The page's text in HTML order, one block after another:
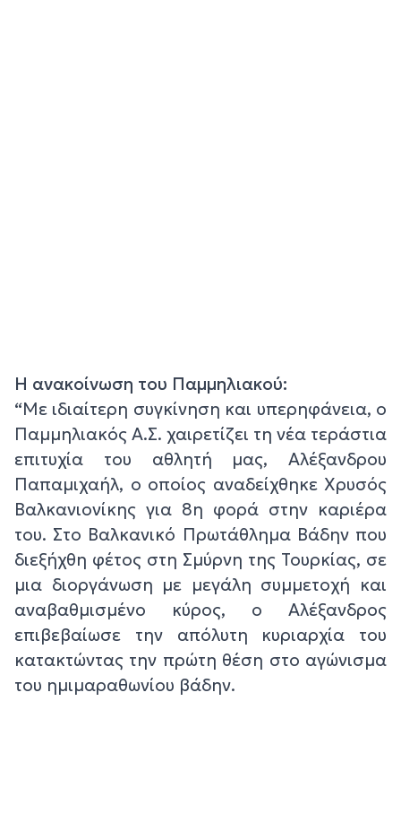
Η ανακοίνωση του Παμμηλιακού:
“Με ιδιαίτερη συγκίνηση και υπερηφάνεια, ο
Παμμηλιακός Α.Σ. χαιρετίζει τη νέα τεράστια
επιτυχία του αθλητή μας, Αλέξανδρου
Παπαμιχαήλ, ο οποίος αναδείχθηκε Χρυσός
Βαλκανιονίκης για 8η φορά στην καριέρα
του. Στο Βαλκανικό Πρωτάθλημα Βάδην που
διεξήχθη φέτος στη Σμύρνη της Τουρκίας, σε
μια διοργάνωση με μεγάλη συμμετοχή και
αναβαθμισμένο κύρος, ο Αλέξανδρος
επιβεβαίωσε την απόλυτη κυριαρχία του
κατακτώντας την πρώτη θέση στο αγώνισμα
του ημιμαραθωνίου βάδην.